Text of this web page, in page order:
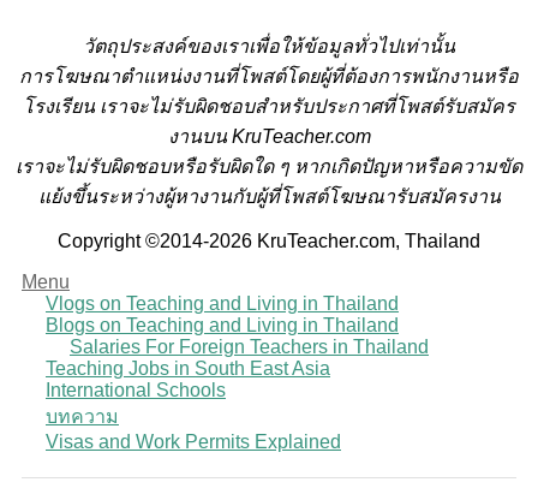
วัตถุประสงค์ของเราเพื่อให้ข้อมูลทั่วไปเท่านั้น
การโฆษณาตำแหน่งงานที่โพสต์โดยผู้ที่ต้องการพนักงานหรือ
โรงเรียน เราจะไม่รับผิดชอบสำหรับประกาศที่โพสต์รับสมัคร
งานบน KruTeacher.com
เราจะไม่รับผิดชอบหรือรับผิดใด ๆ หากเกิดปัญหาหรือความขัด
แย้งขึ้นระหว่างผู้หางานกับผู้ที่โพสต์โฆษณารับสมัครงาน
Copyright ©2014-2026 KruTeacher.com, Thailand
Menu
Vlogs on Teaching and Living in Thailand
Blogs on Teaching and Living in Thailand
Salaries For Foreign Teachers in Thailand
Teaching Jobs in South East Asia
International Schools
บทความ
Visas and Work Permits Explained